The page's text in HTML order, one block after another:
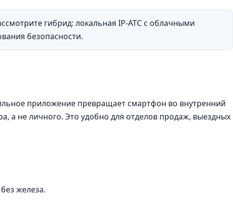
гибрид: локальная IP-АТС с облачными
безопасности.
приложение превращает смартфон во внутренний
а не личного. Это удобно для отделов продаж, выездных
железа.